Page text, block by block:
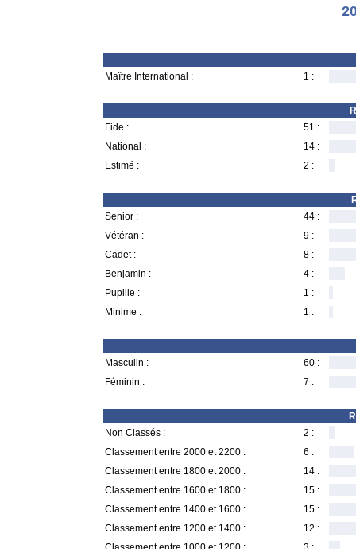
Maître International : 1 :
Fide :
51 :
National :
14 :
Estimé :
2 :
Senior :
44 :
Vétéran :
9 :
Cadet :
8 :
Benjamin :
4 :
Pupille :
1 :
Minime :
1 :
Masculin :
60 :
Féminin :
7 :
Non Classés :
2 :
Classement entre 2000 et 2200 :
6 :
Classement entre 1800 et 2000 :
14 :
Classement entre 1600 et 1800 :
15 :
Classement entre 1400 et 1600 :
15 :
Classement entre 1200 et 1400 :
12 :